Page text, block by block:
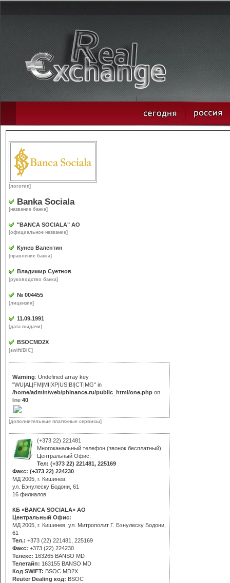
[логотип]
Banka Sociala
[название банка]
"BANCA SOCIALA" АО
[официальное название]
Кунев Валентин
[правление банка]
Владимир Суетнов
[руководство банка]
№ 004455
[лицензия]
11.09.1991
[дата выдачи]
BSOCMD2X
[swift/BIC]
Warning: Undefined array key
"WU|AL|FM|MI|XP|US|BI|CT|MG" in
/home/admin/web/phinance.ru/public_html/one.php on
line 40
[дополнительные платежные сервисы]
(+373 22) 221481
Многоканальный телефон (звонок бесплатный)
Центральный Офис:
Тел: (+373 22) 221481, 225169
Факс: (+373 22) 224230
МД 2005, г. Кишинев,
ул. Бэнулеску Бодони, 61
16 филиалов
КБ «BANCA SOCIALA» АО
Центральный Офис:
МД 2005, г. Кишинев, ул. Митрополит Г. Бэнулеску Бодони,
61
Тел.: +373 (22) 221481, 225169
Факс: +373 (22) 224230
Телекс: 163265 BANSO MD
Телетайп: 163155 BANSO MD
Код SWIFT: BSOC MD2X
Reuter Dealing код: BSOC